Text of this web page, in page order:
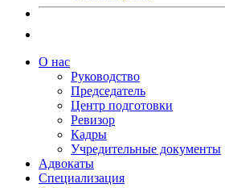
О нас
Руководство
Председатель
Центр подготовки
Ревизор
Кадры
Учредительные документы
Адвокаты
Специализация